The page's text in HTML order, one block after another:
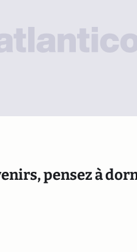
pensez à